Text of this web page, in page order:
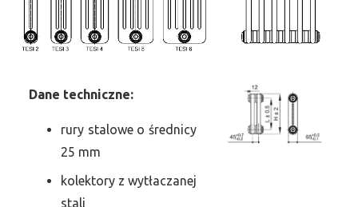
Dane techniczne:
rury stalowe o średnicy
25 mm
kolektory z wytłaczanej
stali